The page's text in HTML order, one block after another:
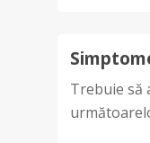
Trebuie să